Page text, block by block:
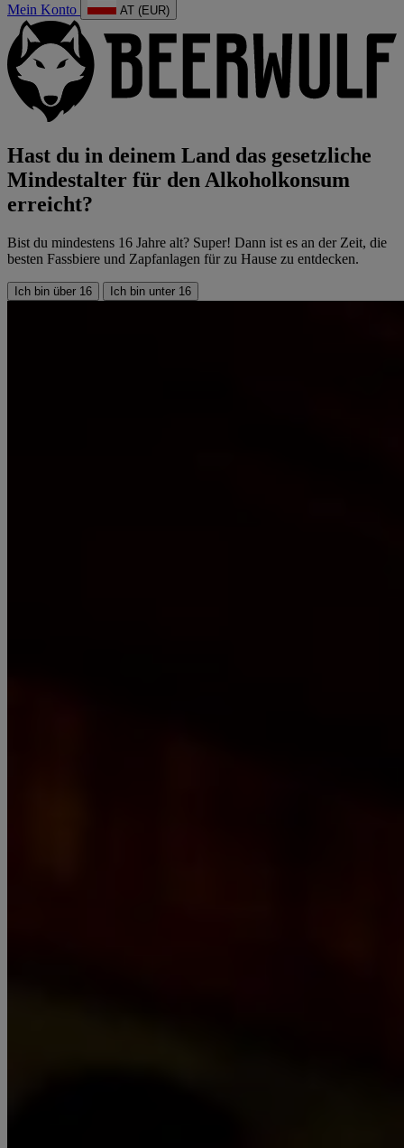
Mein Konto AT (EUR)
Hast du in deinem Land das gesetzliche
Mindestalter für den Alkoholkonsum
erreicht?
Bist du mindestens 16 Jahre alt? Super! Dann ist es an der Zeit, die
besten Fassbiere und Zapfanlagen für zu Hause zu entdecken.
Ich bin über 16 Ich bin unter 16